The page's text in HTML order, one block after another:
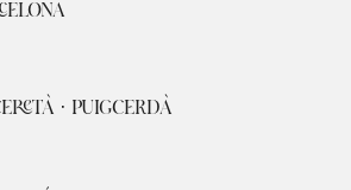
· PUIGCERDÀ